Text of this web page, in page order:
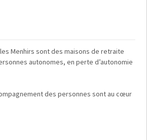
les Menhirs sont des maisons de retraite
autonomes, en perte d’autonomie
des personnes sont au cœur